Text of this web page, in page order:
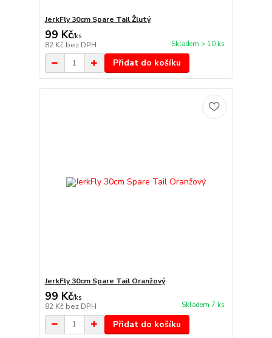
JerkFly 30cm Spare Tail Žlutý
99 Kč/ks
82 Kč bez DPH Skladem > 10 ks
Přidat do košíku
JerkFly 30cm Spare Tail Oranžový
99 Kč/ks
82 Kč bez DPH Skladem 7 ks
Přidat do košíku